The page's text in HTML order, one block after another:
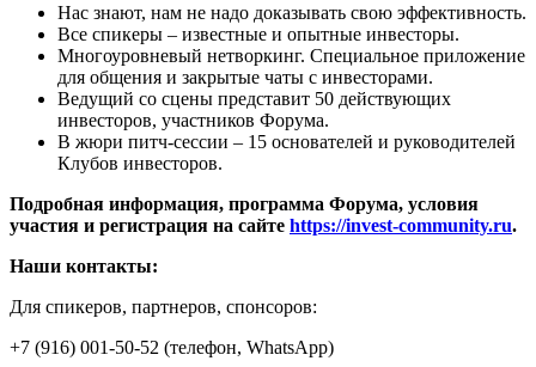
Нас знают, нам не надо доказывать свою эффективность.
Все спикеры – известные и опытные инвесторы.
Многоуровневый нетворкинг. Специальное приложение
для общения и закрытые чаты с инвесторами.
Ведущий со сцены представит 50 действующих
инвесторов, участников Форума.
В жюри питч-сессии – 15 основателей и руководителей
Клубов инвесторов.
Подробная информация, программа Форума, условия
участия и регистрация на сайте https://invest-community.ru.
Наши контакты:
Для спикеров, партнеров, спонсоров:
+7 (916) 001-50-52 (телефон, WhatsApp)